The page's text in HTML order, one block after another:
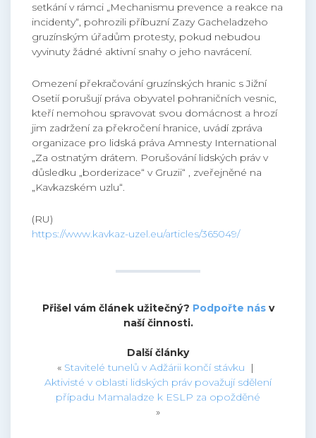
setkání v rámci „Mechanismu prevence a reakce na
incidenty“, pohrozili příbuzní Zazy Gacheladzeho
gruzínským úřadům protesty, pokud nebudou
vyvinuty žádné aktivní snahy o jeho navrácení.
Omezení překračování gruzínských hranic s Jižní
Osetií porušují práva obyvatel pohraničních vesnic,
kteří nemohou spravovat svou domácnost a hrozí
jim zadržení za překročení hranice, uvádí zpráva
organizace pro lidská práva Amnesty International
„Za ostnatým drátem. Porušování lidských práv v
důsledku „borderizace“ v Gruzii“ , zveřejněné na
„Kavkazském uzlu“.
(RU)
https://www.kavkaz-uzel.eu/articles/365049/
Přišel vám článek užitečný? Podpořte násv
naší činnosti.
Další články
« Stavitelé tunelů v Adžárii končí stávku |
Aktivisté v oblasti lidských práv považují sdělení
případu Mamaladze k ESLP za opožděné
»